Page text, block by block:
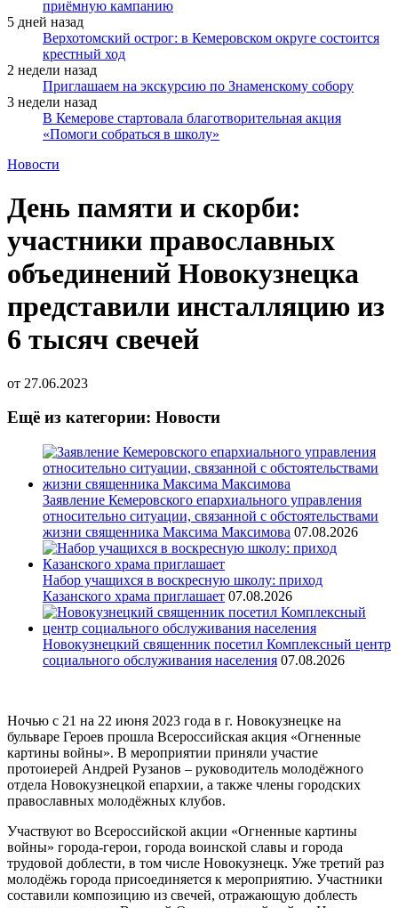
приёмную кампанию
5 дней назад
Верхотомский острог: в Кемеровском округе состоится
крестный ход
2 недели назад
Приглашаем на экскурсию по Знаменскому собору
3 недели назад
В Кемерове стартовала благотворительная акция
«Помоги собраться в школу»
Новости
День памяти и скорби:
участники православных
объединений Новокузнецка
представили инсталляцию из
6 тысяч свечей
от 27.06.2023
Ещё из категории: Новости
Заявление Кемеровского епархиального управления
относительно ситуации, связанной с обстоятельствами
жизни священника Максима Максимова 07.08.2026
Набор учащихся в воскресную школу: приход
Казанского храма приглашает 07.08.2026
Новокузнецкий священник посетил Комплексный центр
социального обслуживания населения 07.08.2026
Ночью с 21 на 22 июня 2023 года в г. Новокузнецке на
бульваре Героев прошла Всероссийская акция «Огненные
картины войны». В мероприятии приняли участие
протоиерей Андрей Рузанов – руководитель молодёжного
отдела Новокузнецкой епархии, а также члены городских
православных молодёжных клубов.
Участвуют во Всероссийской акции «Огненные картины
войны» города-герои, города воинской славы и города
трудовой доблести, в том числе Новокузнецк. Уже третий раз
молодёжь города присоединяется к мероприятию. Участники
составили композицию из свечей, отражающую доблесть